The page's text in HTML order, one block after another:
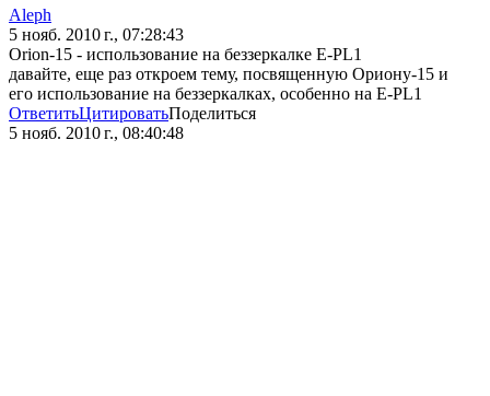
Aleph
5 нояб. 2010 г., 07:28:43
Orion-15 - использование на беззеркалке E-PL1
давайте, еще раз откроем тему, посвященную Ориону-15 и
его использование на беззеркалках, особенно на E-PL1
ОтветитьЦитироватьПоделиться
5 нояб. 2010 г., 08:40:48